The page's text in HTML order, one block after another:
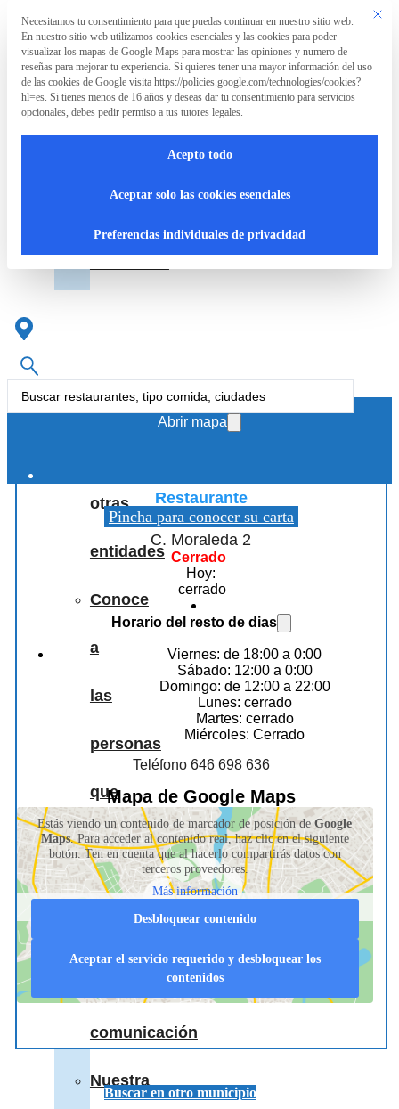
Saltar al contenido principal Saltar al pie de página
La
Asociación
La
Colaboraciones
otras
entidades
Conoce
a
las
personas
que
nos
apoyan
comunicación
Nuestra
RpT>
Granada y disfrutar de su
cocina y su entorno
Search
...
Abrir mapa
Restaurante
Pincha para conocer su carta
C. Moraleda 2
Cerrado
Hoy:
cerrado
Horario del resto de dias
Viernes: de 18:00 a 0:00
Sábado: 12:00 a 0:00
Domingo: de 12:00 a 22:00
Lunes: cerrado
Martes: cerrado
Miércoles: Cerrado
Teléfono 646 698 636
Mapa de Google Maps
Estás viendo un contenido de marcador de posición deGoogle
Maps. Para acceder al contenido real, haz clic en el siguiente
botón. Ten en cuenta que al hacerlo compartirás datos con
terceros proveedores.
Más información
Desbloquear contenido
Aceptar el servicio requerido y desbloquear los
contenidos
Buscar en otro municipio
Este
Preferencia de privacidad
Necesitamos tu consentimiento para que puedas continuar en nuestro sitio web.
En nuestro sitio web utilizamos cookies esenciales y las cookies para poder
visualizar los mapas de Google Maps para mostrar las opiniones y numero de
reseñas para mejorar tu experiencia. Si quieres tener una mayor información del uso
de las cookies de Google visita https://policies.google.com/technologies/cookies?
hl=es. Si tienes menos de 16 años y deseas dar tu consentimiento para servicios
opcionales, debes pedir permiso a tus tutores legales.
Acepto todo
Aceptar solo las cookies esenciales
Preferencias individuales de privacidad